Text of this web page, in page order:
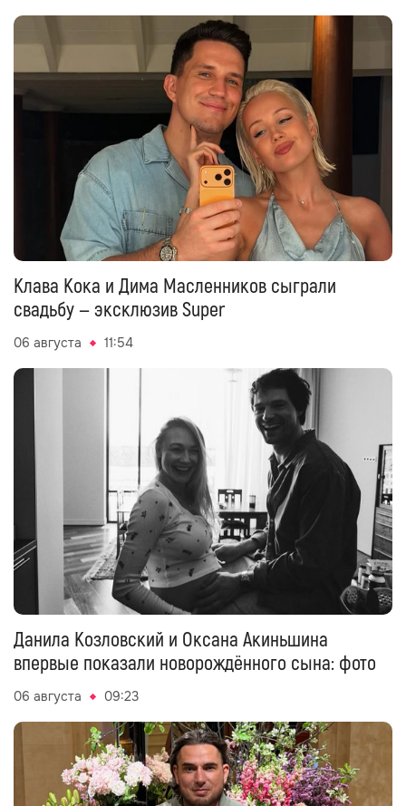
Клава Кока и Дима Масленников сыграли
свадьбу — эксклюзив Super
06 августа 11:54
Данила Козловский и Оксана Акиньшина
впервые показали новорождённого сына: фото
06 августа 09:23